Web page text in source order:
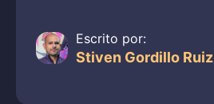
Escrito por:
Stiven Gordillo Ruiz